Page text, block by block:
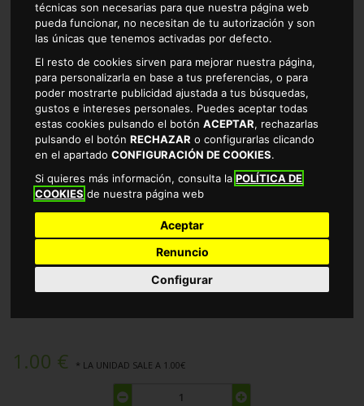
técnicas son necesarias para que nuestra página web
pueda funcionar, no necesitan de tu autorización y son
las únicas que tenemos activadas por defecto.
El resto de cookies sirven para mejorar nuestra página,
para personalizarla en base a tus preferencias, o para
poder mostrarte publicidad ajustada a tus búsquedas,
gustos e intereses personales. Puedes aceptar todas
estas cookies pulsando el botónACEPTAR, rechazarlas
pulsando el botónRECHAZAR o configurarlas clicando
en el apartadoCONFIGURACIÓN DE COOKIES.
Si quieres más información, consulta laPOLÍTICA DE
COOKIES de nuestra página web
Aceptar
Renuncio
Configurar
ESPONJA RIZO RECTANGULAR VIVO
TIENDA DE ESPONJAS EN CÁCERES
1.00 € * LA UNIDAD SALE A 1.00€